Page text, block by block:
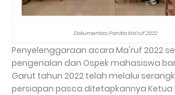
Dokumentasi Panitia Ma'ruf 2022
Penyelenggaraan acara Ma'ruf 2022
pengenalan dan Ospek mahasiswa
Garut tahun 2022 telah melalui
persiapan pasca ditetapkannya Ketua